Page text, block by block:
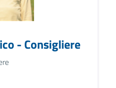
- Consigliere